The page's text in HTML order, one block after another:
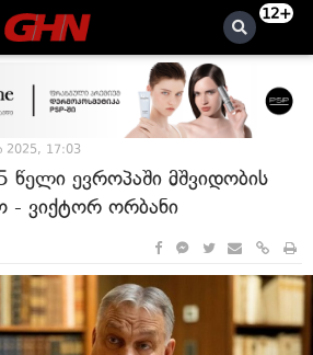
12+
2025, 17:03
ევროპაში მშვიდობის
ვიქტორ ორბანი